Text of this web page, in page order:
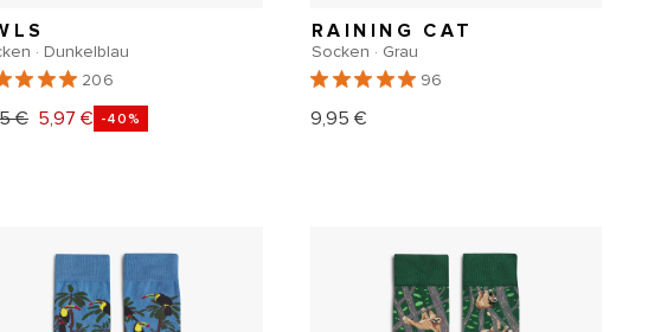
· Dunkelblau
206
€ 5,97 € -40%
RAINING CAT
Socken · Grau
96
Normaler
9,95 €